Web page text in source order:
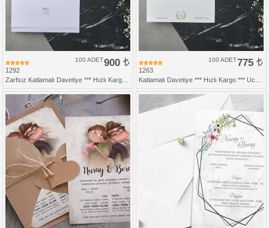
1292
900
100 ADET
1263
775
100 ADET